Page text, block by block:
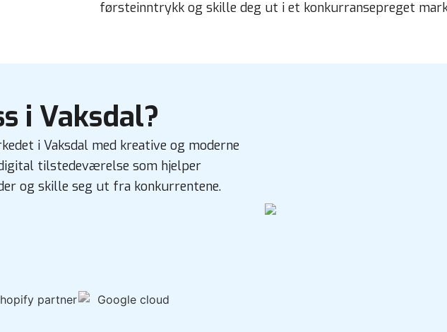
førsteinntrykk og skille deg ut i et konkurransepreget
i Vaksdal?
i Vaksdal med kreative og moderne
tilstedeværelse som hjelper
og skille seg ut fra konkurrentene.